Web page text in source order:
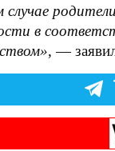
в
, —